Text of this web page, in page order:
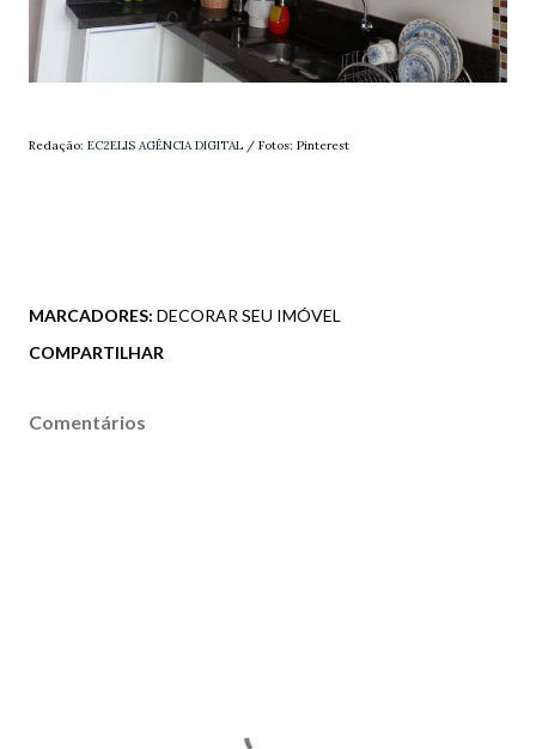
Redação: EC2ELIS AGÊNCIA DIGITAL / Fotos: Pinterest
MARCADORES: DECORAR SEU IMÓVEL
COMPARTILHAR
Comentários